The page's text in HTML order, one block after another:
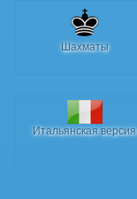
Шахматы
Итальянская версия